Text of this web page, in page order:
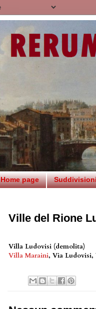
Home page
Ville del Rione
Villa Ludovisi (demolita)
Villa Maraini, Via Ludovisi,